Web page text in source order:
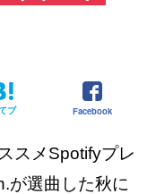
ブ Facebook
スメSpotifyプレ
が選曲した秋に